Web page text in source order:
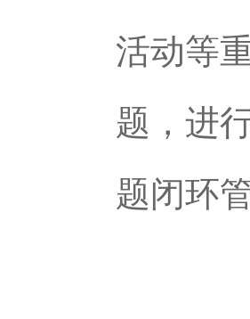
活动等
题，进
题闭环